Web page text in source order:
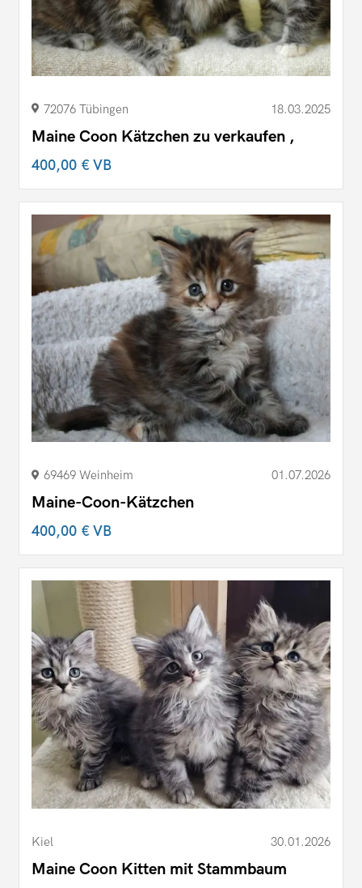
72076 Tübingen 18.03.2025
Maine Coon Kätzchen zu verkaufen ,
400,00 €VB
69469 Weinheim 01.07.2026
Maine-Coon-Kätzchen
400,00 €VB
Kiel 30.01.2026
Maine Coon Kitten mit Stammbaum